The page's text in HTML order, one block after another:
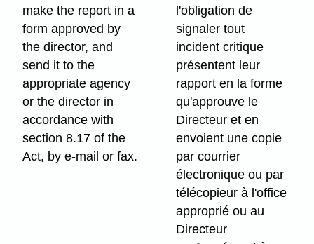
make the report in a
form approved by
the director, and
send it to the
appropriate agency
or the director in
accordance with
section 8.17 of the
Act, by e-mail or fax.
l'obligation de
signaler tout
incident critique
présentent leur
rapport en la forme
qu'approuve le
Directeur et en
envoient une copie
par courrier
électronique ou par
télécopieur à l'office
approprié ou au
Directeur